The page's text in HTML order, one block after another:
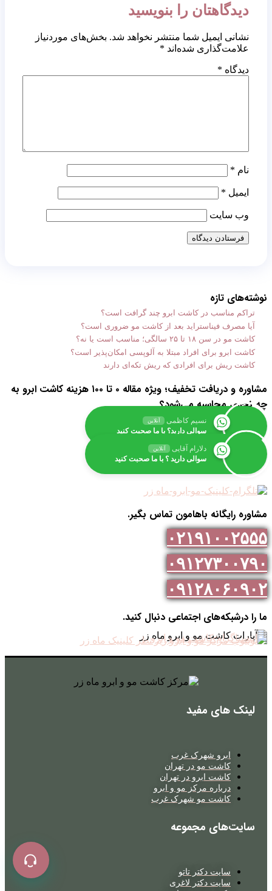
دیدگاهتان را بنویسید
نشانی ایمیل شما منتشر نخواهد شد. بخش‌های موردنیاز
علامت‌گذاری شده‌اند *
دیدگاه *
نام *
ایمیل *
وب‌ سایت
نوشته‌های تازه
تراکم مناسب در کاشت ابرو چند گرافت است؟
آیا مصرف فیناستراید بعد از کاشت مو ضروری است؟
کاشت مو در سن ۱۸ تا ۲۵ سالگی؛ مناسب است یا نه؟
کاشت ابرو برای افراد مبتلا به آلوپسی امکان‌پذیر است؟
کاشت ریش برای افرادی که ریش تکه‌ای دارند
مشاوره و دریافت تخفیف؛ ویژه مقاله ۰ تا ۱۰۰ هزینه کاشت ابرو به
چه نحوی محاسبه می‌شود؟
نسیم کاظمی آنلاین
سوالی دارید؟ با ما صحبت کنید
دلارام آقایی آنلاین
سوالی دارید ؟ با ما صحبت کنید
مشاوره رایگانه باهامون تماس بگیر.
۰۲۱۹۱۰۰۲۵۵۵
۰۹۱۲۷۳۰۰۷۹۰
۰۹۱۲۸۰۶۰۹۰۲
ما را درشبکه‌های اجتماعی دنبال کنید.
لینک های مفید
ابرو شهرک غرب
کاشت مو در تهران
کاشت ابرو در تهران
درباره مرکز مو و ابرو
کاشت مو شهرک غرب
سایت‌های مجموعه
سایت دکتر تاتو
سایت دکتر لاغری